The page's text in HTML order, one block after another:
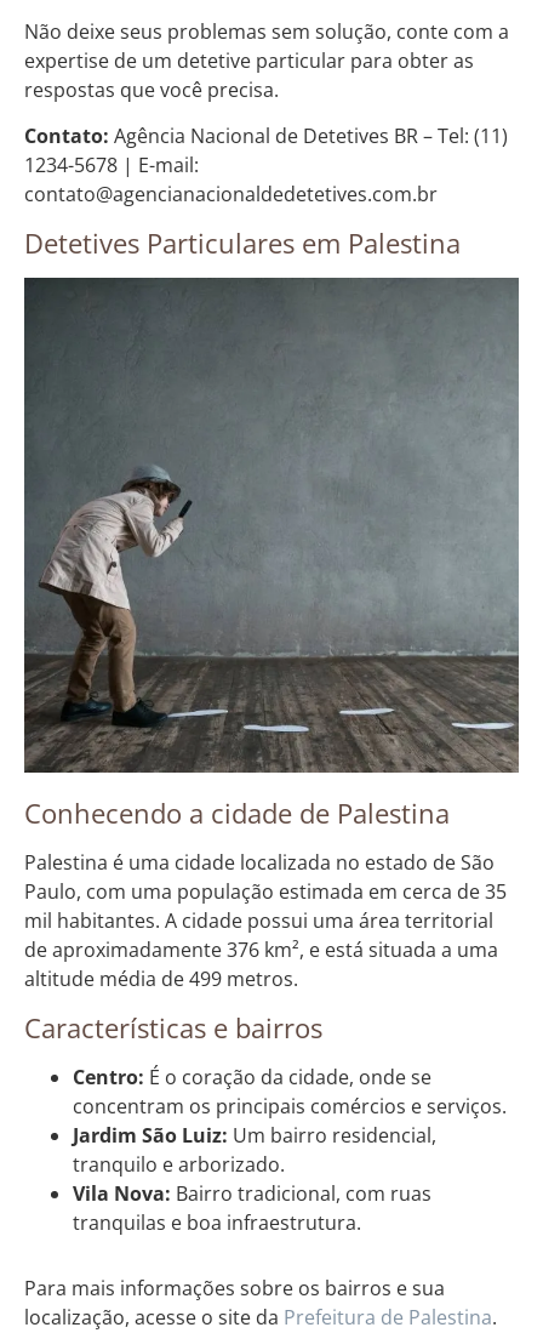
Não deixe seus problemas sem solução, conte com a
expertise de um detetive particular para obter as
respostas que você precisa.
Contato: Agência Nacional de Detetives BR – Tel: (11)
1234-5678 | E-mail:
contato@agencianacionaldedetetives.com.br
Detetives Particulares em Palestina
Conhecendo a cidade de Palestina
Palestina é uma cidade localizada no estado de São
Paulo, com uma população estimada em cerca de 35
mil habitantes. A cidade possui uma área territorial
de aproximadamente 376 km², e está situada a uma
altitude média de 499 metros.
Características e bairros
Centro: É o coração da cidade, onde se
concentram os principais comércios e serviços.
Jardim São Luiz: Um bairro residencial,
tranquilo e arborizado.
Vila Nova: Bairro tradicional, com ruas
tranquilas e boa infraestrutura.
Para mais informações sobre os bairros e sua
localização, acesse o site da Prefeitura de Palestina.